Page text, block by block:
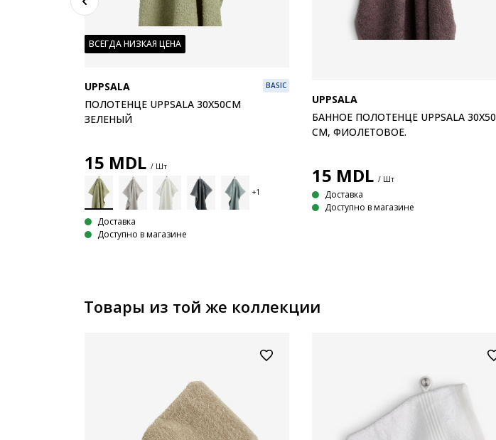
ВСЕГДА НИЗКАЯ ЦЕНА
UPPSALA BASIC
ПОЛОТЕНЦЕ UPPSALA 30X50СМ
ЗЕЛЕНЫЙ
15 MDL / Шт
Доставка
Доступно в магазине
UPPSALA
БАННОЕ ПОЛОТЕНЦЕ UPPSALA 30X50
СМ, ФИОЛЕТОВОЕ.
15 MDL / Шт
Доставка
Доступно в магазине
Товары из той же коллекции